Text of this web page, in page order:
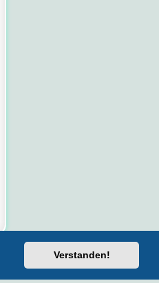
Verstanden!